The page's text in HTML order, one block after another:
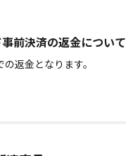
前決済の返金について
返金となります。